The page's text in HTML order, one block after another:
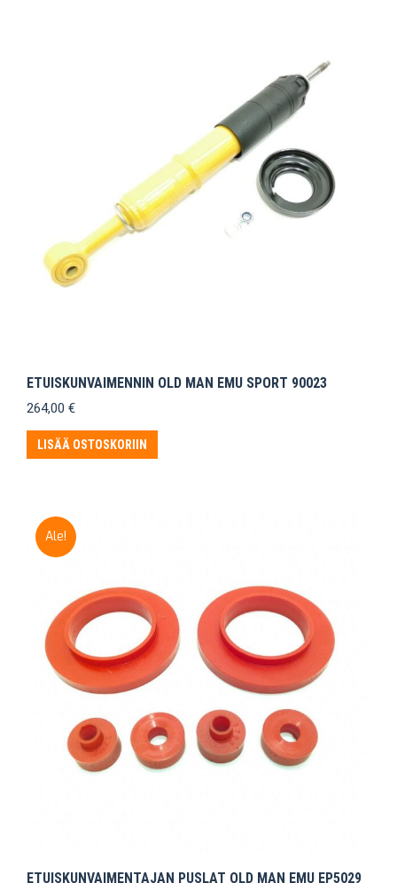
ETUISKUNVAIMENNIN OLD MAN EMU SPORT 90023
264,00 €
LISÄÄ OSTOSKORIIN
Ale!
ETUISKUNVAIMENTAJAN PUSLAT OLD MAN EMU EP5029